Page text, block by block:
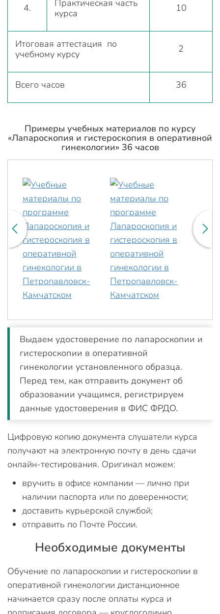
4.
Практическая часть
курса
10
Итоговая аттестация по
учебному курсу
2
Всего часов 36
Примеры учебных материалов по курсу
«Лапароскопия и гистероскопия в оперативной
гинекологии» 36 часов
Выдаем удостоверение по лапароскопии и
гистероскопии в оперативной
гинекологии установленного образца.
Перед тем, как отправить документ об
образовании учащимся, регистрируем
данные удостоверения в ФИС ФРДО.
Цифровую копию документа слушатели курса
получают на электронную почту в день сдачи
онлайн-тестирования. Оригинал можем:
вручить в офисе компании — лично при
наличии паспорта или по доверенности;
доставить курьерской службой;
отправить по Почте России.
Необходимые документы
Обучение по лапароскопии и гистероскопии в
оперативной гинекологии дистанционное
начинается сразу после оплаты курса и